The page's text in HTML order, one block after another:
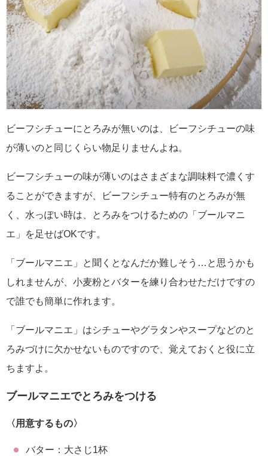
ビーフシチューにとろみが無いのは、ビーフシチューの味
が薄いのと同じくらい物足りませんよね。
ビーフシチューの味が薄いのはさまざまな調味料で濃くす
ることができますが、ビーフシチュー特有のとろみが無
く、水っぽい時は、とろみをつけるための「ブールマニ
エ」を足せばOKです。
「ブールマニエ」と聞くとなんだか難しそう…と思うかも
しれませんが、小麦粉とバターを練り合わせただけですの
で誰でも簡単に作れます。
「ブールマニエ」はシチューやグラタンやスープなどのと
ろみづけに欠かせないものですので、覚えておくと役に立
ちますよ。
ブールマニエでとろみをつける
〈用意するもの〉
バター：大さじ1杯